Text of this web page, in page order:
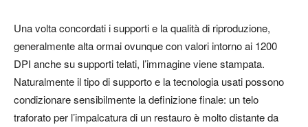
Una volta concordati i supporti e la qualità di riproduzione,
generalmente alta ormai ovunque con valori intorno ai 1200
DPI anche su supporti telati, l’immagine viene stampata.
Naturalmente il tipo di supporto e la tecnologia usati possono
condizionare sensibilmente la definizione finale: un telo
traforato per l’impalcatura di un restauro è molto distante da